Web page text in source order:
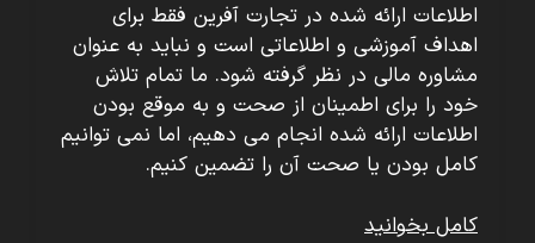
اطلاعات ارائه شده در تجارت آفرین فقط برای
اهداف آموزشی و اطلاعاتی است و نباید به عنوان
مشاوره مالی در نظر گرفته شود. ما تمام تلاش
خود را برای اطمینان از صحت و به موقع بودن
اطلاعات ارائه شده انجام می دهیم، اما نمی توانیم
کامل بودن یا صحت آن را تضمین کنیم.
کامل بخوانید